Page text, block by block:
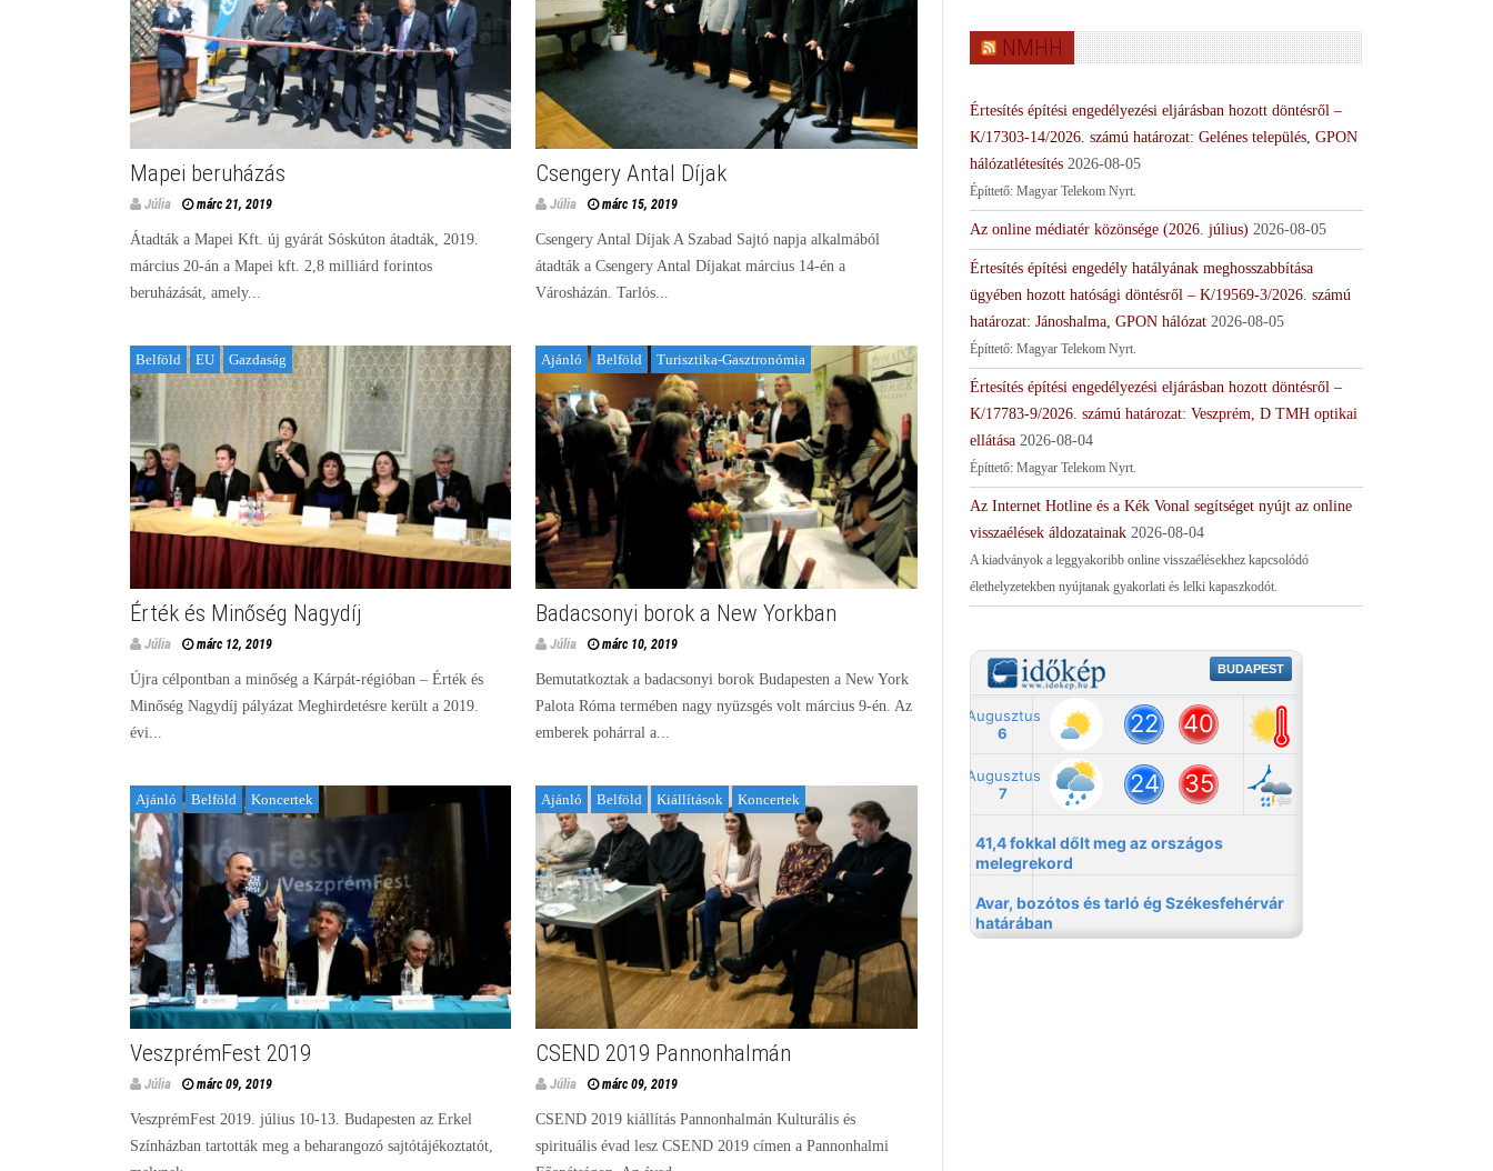
Mapei beruházás
Júlia márc 21, 2019
Átadták a Mapei Kft. új gyárát Sóskúton átadták, 2019.
március 20-án a Mapei kft. 2,8 milliárd forintos
beruházását, amely...
Csengery Antal Díjak
Júlia márc 15, 2019
Csengery Antal Díjak A Szabad Sajtó napja alkalmából
átadták a Csengery Antal Díjakat március 14-én a
Városházán. Tarlós...
Belföld EU Gazdaság
Érték és Minőség Nagydíj
Júlia márc 12, 2019
Újra célpontban a minőség a Kárpát-régióban – Érték és
Minőség Nagydíj pályázat Meghirdetésre került a 2019.
évi...
Ajánló Belföld Turisztika-Gasztronómia
Badacsonyi borok a New Yorkban
Júlia márc 10, 2019
Bemutatkoztak a badacsonyi borok Budapesten a New York
Palota Róma termében nagy nyüzsgés volt március 9-én. Az
emberek pohárral a...
Ajánló Belföld Koncertek
VeszprémFest 2019
Júlia márc 09, 2019
VeszprémFest 2019. július 10-13. Budapesten az Erkel
Színházban tartották meg a beharangozó sajtótájékoztatót,
Ajánló Belföld Kiállítások Koncertek
CSEND 2019 Pannonhalmán
Júlia márc 09, 2019
CSEND 2019 kiállítás Pannonhalmán Kulturális és
spirituális évad lesz CSEND 2019 címen a Pannonhalmi
NMHH
Értesítés építési engedélyezési eljárásban hozott döntésről –
K/17303-14/2026. számú határozat: Gelénes település, GPON
hálózatlétesítés 2026-08-05
Építtető: Magyar Telekom Nyrt.
Az online médiatér közönsége (2026. július) 2026-08-05
Értesítés építési engedély hatályának meghosszabbítása
ügyében hozott hatósági döntésről – K/19569-3/2026. számú
határozat: Jánoshalma, GPON hálózat 2026-08-05
Építtető: Magyar Telekom Nyrt.
Értesítés építési engedélyezési eljárásban hozott döntésről –
K/17783-9/2026. számú határozat: Veszprém, D TMH optikai
ellátása 2026-08-04
Építtető: Magyar Telekom Nyrt.
Az Internet Hotline és a Kék Vonal segítséget nyújt az online
visszaélések áldozatainak 2026-08-04
A kiadványok a leggyakoribb online visszaélésekhez kapcsolódó
élethelyzetekben nyújtanak gyakorlati és lelki kapaszkodót.